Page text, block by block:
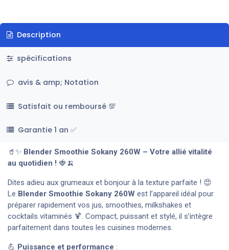
Description
spécifications
avis & amp; Notation
Satisfait ou remboursé 💯
Garantie 1 an ✅
🥤✨ Blender Smoothie Sokany 260W – Votre allié vitalité
au quotidien ! 🍓🍌
Dites adieu aux grumeaux et bonjour à la texture parfaite ! 😍
Le Blender Smoothie Sokany 260W est l’appareil idéal pour
préparer rapidement vos jus, smoothies, milkshakes et
cocktails vitaminés 🍹. Compact, puissant et stylé, il s’intègre
parfaitement dans toutes les cuisines modernes.
💪 Puissance et performance :